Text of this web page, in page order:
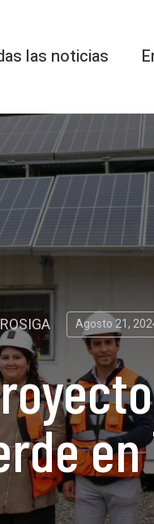
las noticias
Agosto 21,